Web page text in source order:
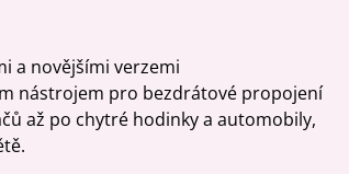
a novějšími verzemi
nástrojem pro bezdrátové propojení
až po chytré hodinky a automobily,